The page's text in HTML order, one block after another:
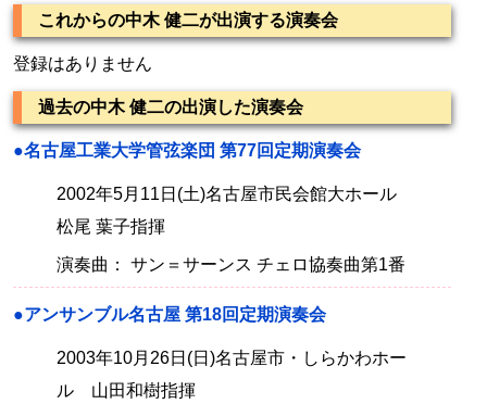
これからの中木 健二が出演する演奏会
登録はありません
過去の中木 健二の出演した演奏会
●名古屋工業大学管弦楽団 第77回定期演奏会
2002年5月11日(土)名古屋市民会館大ホール
松尾 葉子指揮
演奏曲： サン＝サーンス チェロ協奏曲第1番
●アンサンブル名古屋 第18回定期演奏会
2003年10月26日(日)名古屋市・しらかわホー
ル 山田和樹指揮